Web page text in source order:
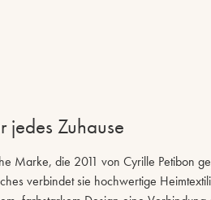
jedes Zuhause
Marke, die 2011 von Cyrille Petibon
verbindet sie hochwertige